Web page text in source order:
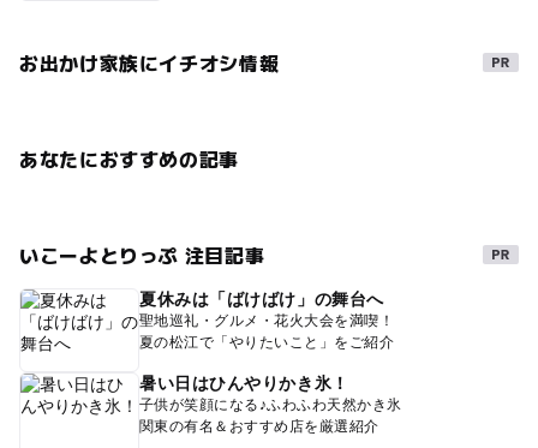
お出かけ家族にイチオシ情報
あなたにおすすめの記事
いこーよとりっぷ 注目記事
夏休みは「ばけばけ」の舞台へ
聖地巡礼・グルメ・花火大会を満喫！
夏の松江で「やりたいこと」をご紹介
暑い日はひんやりかき氷！
子供が笑顔になる♪ふわふわ天然かき氷
関東の有名＆おすすめ店を厳選紹介